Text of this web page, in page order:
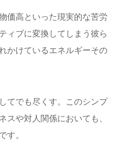
価高といった現実的な苦労
ィブに変換してしまう彼ら
かけているエネルギーその
てでも尽くす。このシンプ
スや対人関係においても、
す。